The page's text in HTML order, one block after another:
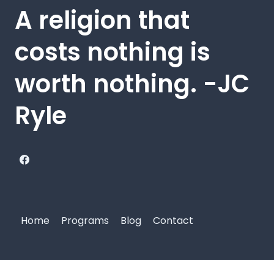
A religion that
costs nothing is
worth nothing. -JC
Ryle
Home Programs Blog Contact